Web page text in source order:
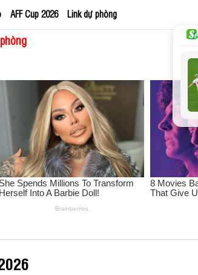
AFF Cup 2026 Link dự phòng